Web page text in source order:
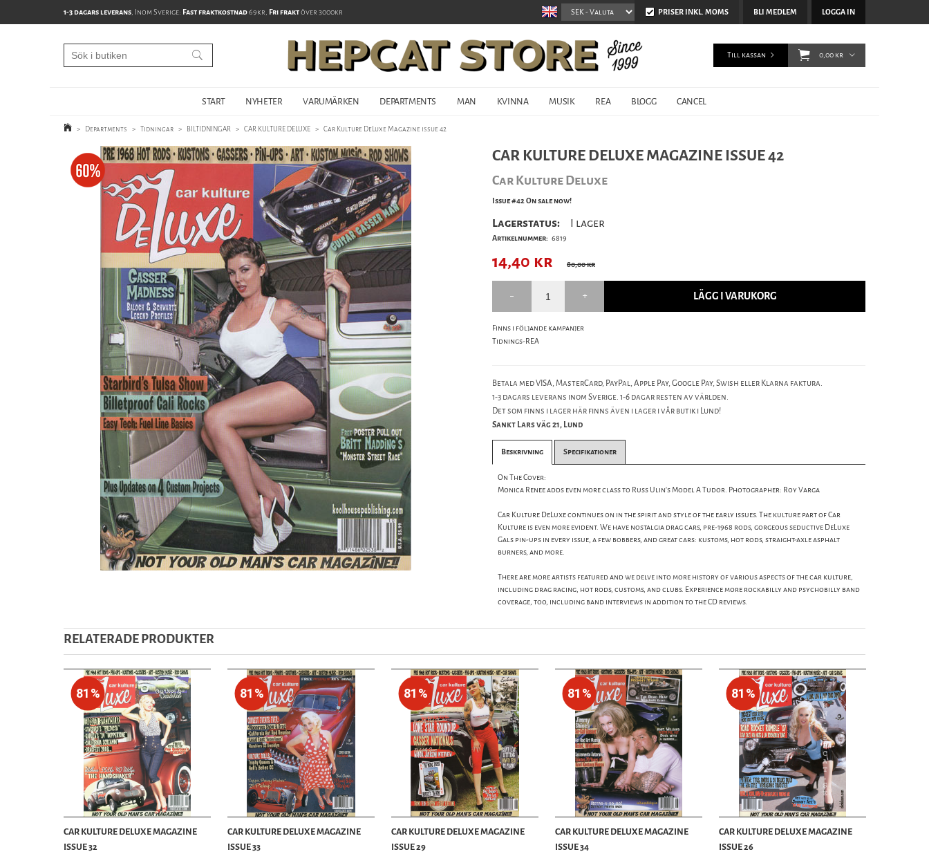
1-3 dagars leverans, Inom Sverige: Fast fraktkostnad69kr, Fri fraktöver 3000kr BLI MEDLEM LOGGA IN
PRISER INKL. MOMS
START NYHETER VARUMÄRKEN DEPARTMENTS MAN KVINNA MUSIK REA BLOGG CANCEL
Till kassan 0,00 kr
> Departments > Tidningar > BILTIDNINGAR > CAR KULTURE DELUXE > Car Kulture DeLuxe Magazine issue 42
CAR KULTURE DELUXE MAGAZINE ISSUE 42
Car Kulture Deluxe
Issue #42 On sale now!
Lagerstatus: I lager
Artikelnummer: 6819
14,40 kr 80,00 kr
LÄGG I VARUKORG
Finns i följande kampanjer
Tidnings-REA
Betala med VISA, MasterCard, PayPal, Apple Pay, Google Pay, Swish eller Klarna faktura.
1-3 dagars leverans inom Sverige. 1-6 dagar resten av världen.
Det som finns i lager här finns även i lager i vår butik i Lund!
Sankt Lars väg 21, Lund
Beskrivning Specifikationer
On The Cover:
Monica Renee adds even more class to Russ Ulin’s Model A Tudor. Photographer: Roy Varga
Car Kulture DeLuxe continues on in the spirit and style of the early issues. The kulture part of Car
Kulture is even more evident. We have nostalgia drag cars, pre-1968 rods, gorgeous seductive DeLuxe
Gals pin-ups in every issue, a few bobbers, and great cars: kustoms, hot rods, straight-axle asphalt
burners, and more.
There are more artists featured and we delve into more history of various aspects of the car kulture,
including drag racing, hot rods, customs, and clubs. Experience more rockabilly and psychobilly band
coverage, too, including band interviews in addition to the CD reviews.
RELATERADE PRODUKTER
81%
CAR KULTURE DELUXE MAGAZINE
ISSUE 32
81%
CAR KULTURE DELUXE MAGAZINE
ISSUE 33
81%
CAR KULTURE DELUXE MAGAZINE
ISSUE 29
81%
CAR KULTURE DELUXE MAGAZINE
ISSUE 34
81%
CAR KULTURE DELUXE MAGAZINE
ISSUE 26